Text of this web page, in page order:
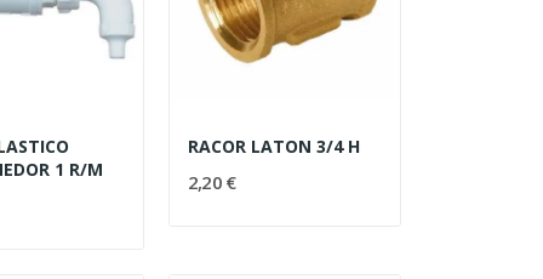
1 R/M
RACOR LATON 3/4 H
2,20 €